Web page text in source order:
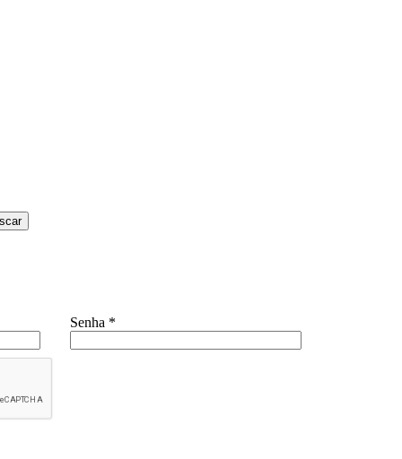
Senha *